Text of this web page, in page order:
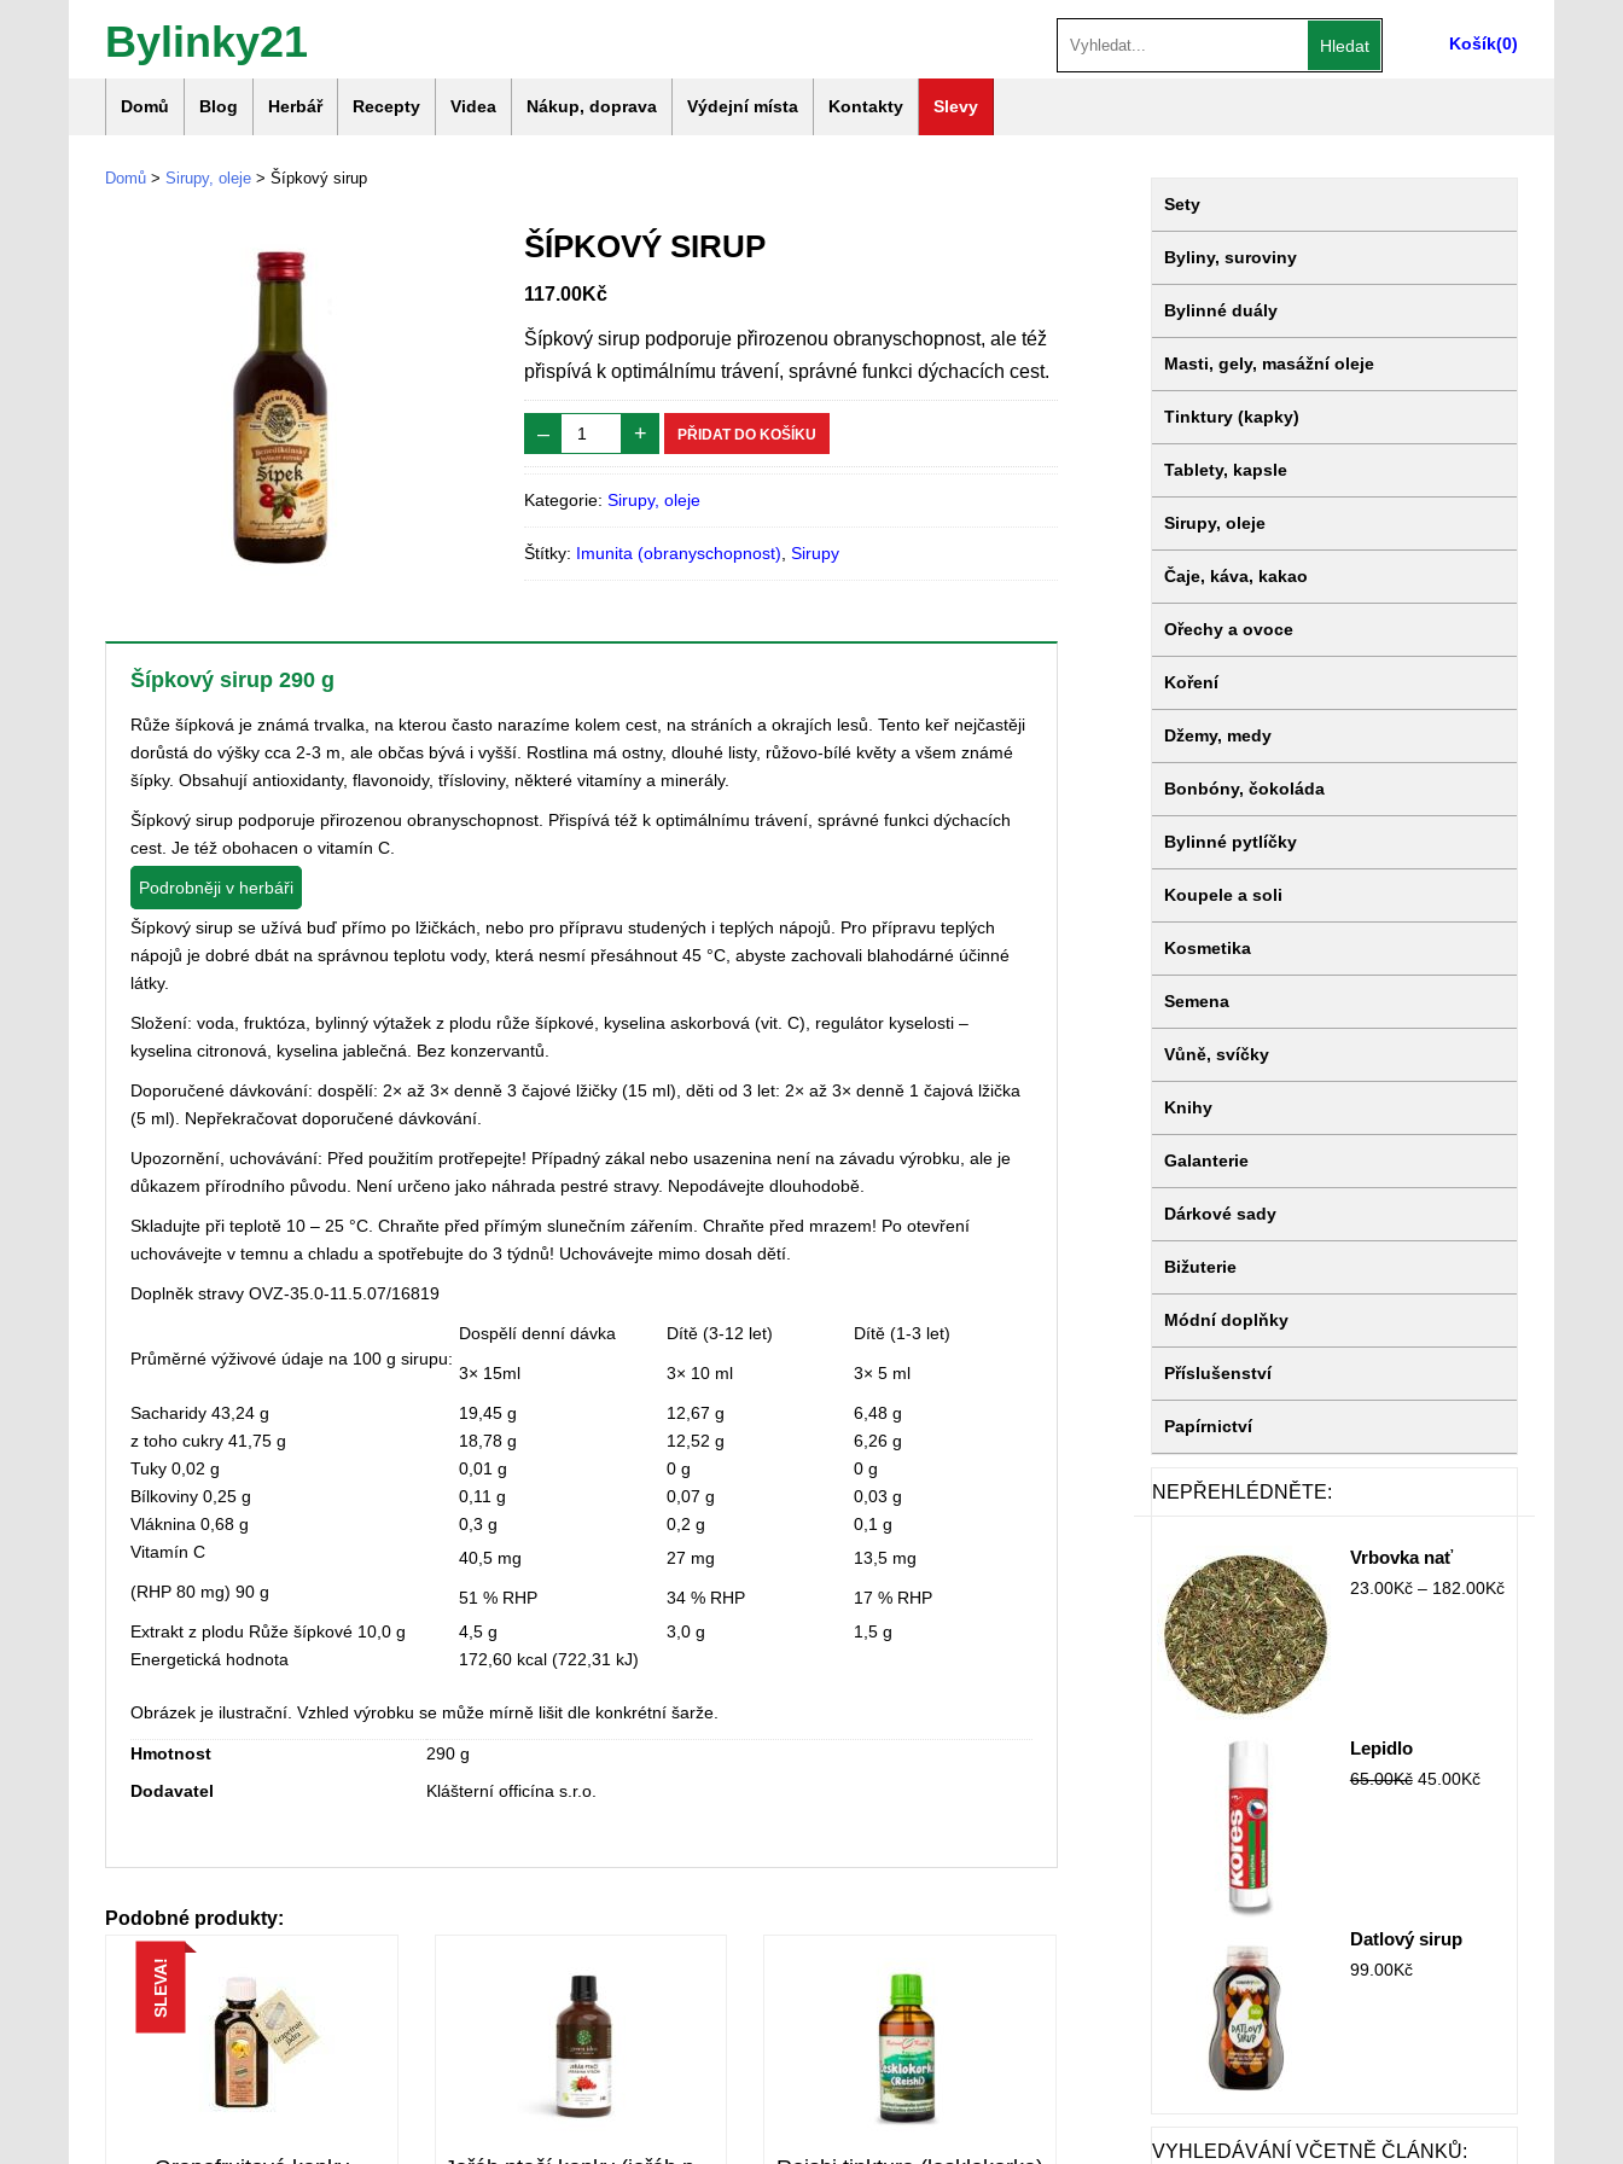
Bylinky21 Košík(0)
Hledat
Domů Blog Herbář Recepty Videa Nákup, doprava Výdejní místa Kontakty Slevy
Domů > Sirupy, oleje > Šípkový sirup
ŠÍPKOVÝ SIRUP
117.00Kč
Šípkový sirup podporuje přirozenou obranyschopnost, ale též
přispívá k optimálnímu trávení, správné funkci dýchacích cest.
– + PŘIDAT DO KOŠÍKU
Kategorie:Sirupy, oleje
Štítky: Imunita (obranyschopnost) ,Sirupy
Šípkový sirup 290 g
Růže šípková je známá trvalka, na kterou často narazíme kolem cest, na stráních a okrajích lesů. Tento keř nejčastěji
dorůstá do výšky cca 2-3 m, ale občas bývá i vyšší. Rostlina má ostny, dlouhé listy, růžovo-bílé květy a všem známé
šípky. Obsahují antioxidanty, flavonoidy, třísloviny, některé vitamíny a minerály.
Šípkový sirup podporuje přirozenou obranyschopnost. Přispívá též k optimálnímu trávení, správné funkci dýchacích
cest. Je též obohacen o vitamín C.
Podrobněji v herbáři
Šípkový sirup se užívá buď přímo po lžičkách, nebo pro přípravu studených i teplých nápojů. Pro přípravu teplých
nápojů je dobré dbát na správnou teplotu vody, která nesmí přesáhnout 45 °C, abyste zachovali blahodárné účinné
látky.
Složení: voda, fruktóza, bylinný výtažek z plodu růže šípkové, kyselina askorbová (vit. C), regulátor kyselosti –
kyselina citronová, kyselina jablečná. Bez konzervantů.
Doporučené dávkování: dospělí: 2× až 3× denně 3 čajové lžičky (15 ml), děti od 3 let: 2× až 3× denně 1 čajová lžička
(5 ml). Nepřekračovat doporučené dávkování.
Upozornění, uchovávání: Před použitím protřepejte! Případný zákal nebo usazenina není na závadu výrobku, ale je
důkazem přírodního původu. Není určeno jako náhrada pestré stravy. Nepodávejte dlouhodobě.
Skladujte při teplotě 10 – 25 °C. Chraňte před přímým slunečním zářením. Chraňte před mrazem! Po otevření
uchovávejte v temnu a chladu a spotřebujte do 3 týdnů! Uchovávejte mimo dosah dětí.
Doplněk stravy OVZ-35.0-11.5.07/16819
Průměrné výživové údaje na 100 g sirupu:
Dospělí denní dávka
3× 15ml
Dítě (3-12 let)
3× 10 ml
Dítě (1-3 let)
3× 5 ml
Sacharidy 43,24 g 19,45 g 12,67 g
6,48 g
z toho cukry 41,75 g
18,78 g 12,52 g
6,26 g
Tuky 0,02 g
0,01 g 0 g
0 g
Bílkoviny 0,25 g
0,11 g 0,07 g
0,03 g
Vláknina 0,68 g
0,3 g 0,2 g
0,1 g
Vitamín C
(RHP 80 mg) 90 g
40,5 mg 27 mg 13,5 mg
51 % RHP 34 % RHP
17 % RHP
Extrakt z plodu Růže šípkové 10,0 g
4,5 g 3,0 g
1,5 g
Energetická hodnota
172,60 kcal (722,31 kJ)
Obrázek je ilustrační. Vzhled výrobku se může mírně lišit dle konkrétní šarže.
Hmotnost
290 g
Dodavatel
Klášterní officína s.r.o.
Podobné produkty:
SLEVA!
Sety
Byliny, suroviny
Bylinné duály
Masti, gely, masážní oleje
Tinktury (kapky)
Tablety, kapsle
Sirupy, oleje
Čaje, káva, kakao
Ořechy a ovoce
Koření
Džemy, medy
Bonbóny, čokoláda
Bylinné pytlíčky
Koupele a soli
Kosmetika
Semena
Vůně, svíčky
Knihy
Galanterie
Dárkové sady
Bižuterie
Módní doplňky
Příslušenství
Papírnictví
NEPŘEHLÉDNĚTE:
Vrbovka nať
23.00Kč– 182.00Kč
Lepidlo
65.00Kč 45.00Kč
Datlový sirup
99.00Kč
VYHLEDÁVÁNÍ VČETNĚ ČLÁNKŮ: